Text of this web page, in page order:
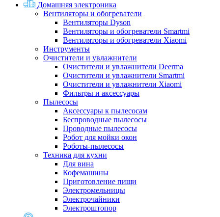
Домашняя электроника
Вентиляторы и обогреватели
Вентиляторы Dyson
Вентиляторы и обогреватели Smartmi
Вентиляторы и обогреватели Xiaomi
Инструменты
Очистители и увлажнители
Очистители и увлажнители Deerma
Очистители и увлажнители Smartmi
Очистители и увлажнители Xiaomi
Фильтры и аксессуары
Пылесосы
Аксессуары к пылесосам
Беспроводные пылесосы
Проводные пылесосы
Робот для мойки окон
Роботы-пылесосы
Техника для кухни
Для вина
Кофемашины
Приготовление пищи
Электромельницы
Электрочайники
Электроштопор